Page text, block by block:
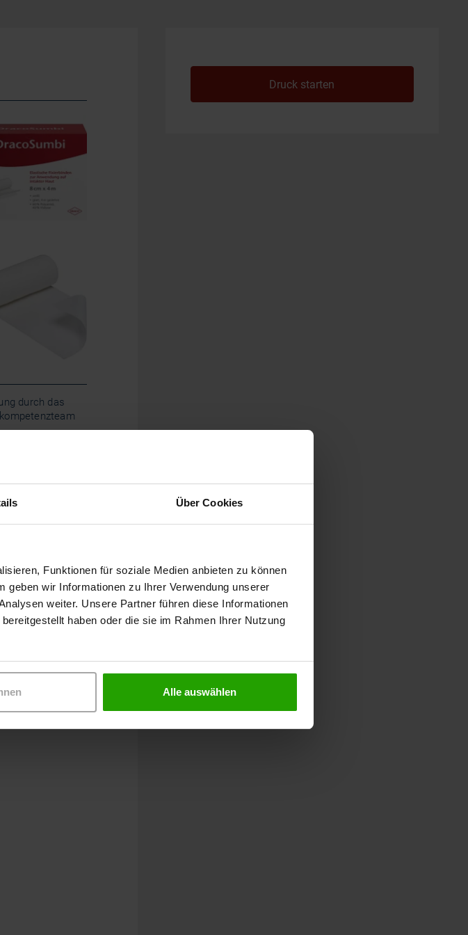
Über Cookies
Funktionen für soziale Medien anbieten zu können
geben wir Informationen zu Ihrer Verwendung unserer
weiter. Unsere Partner führen diese Informationen
haben oder die sie im Rahmen Ihrer Nutzung
Alle auswählen
durch das
Druck starten